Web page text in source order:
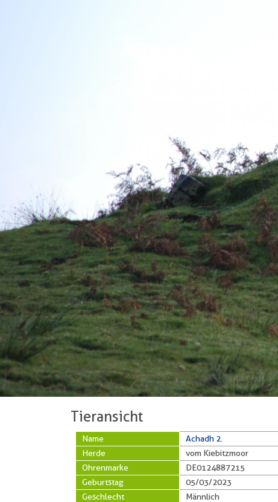
Tieransicht
Name
Achadh 2.
Herde
vom Kiebitzmoor
Ohrenmarke
DE0124887215
Geburtstag
05/03/2023
Geschlecht
Männlich